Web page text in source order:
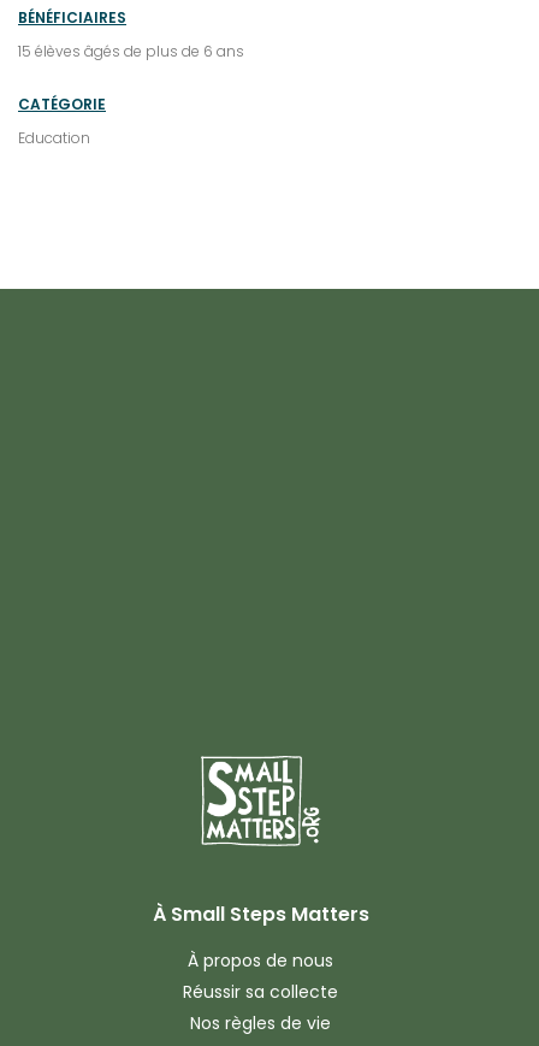
BÉNÉFICIAIRES
15 élèves âgés de plus de 6 ans
CATÉGORIE
Education
À Small Steps Matters
À propos de nous
Réussir sa collecte
Nos règles de vie